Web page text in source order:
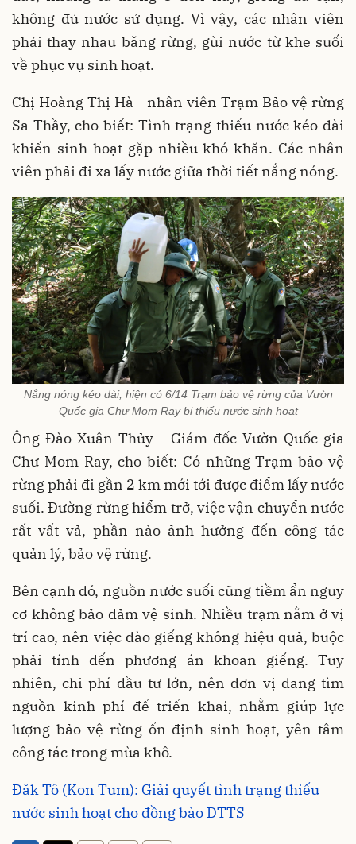
không đủ nước sử dụng. Vì vậy, các nhân viên
phải thay nhau băng rừng, gùi nước từ khe suối
về phục vụ sinh hoạt.
Chị Hoàng Thị Hà - nhân viên Trạm Bảo vệ rừng
Sa Thầy, cho biết: Tình trạng thiếu nước kéo dài
khiến sinh hoạt gặp nhiều khó khăn. Các nhân
viên phải đi xa lấy nước giữa thời tiết nắng nóng.
Nắng nóng kéo dài, hiện có 6/14 Trạm bảo vệ rừng của Vườn
Quốc gia Chư Mom Ray bị thiếu nước sinh hoạt
Ông Đào Xuân Thủy - Giám đốc Vườn Quốc gia
Chư Mom Ray, cho biết: Có những Trạm bảo vệ
rừng phải đi gần 2 km mới tới được điểm lấy nước
suối. Đường rừng hiểm trở, việc vận chuyển nước
rất vất vả, phần nào ảnh hưởng đến công tác
quản lý, bảo vệ rừng.
Bên cạnh đó, nguồn nước suối cũng tiềm ẩn nguy
cơ không bảo đảm vệ sinh. Nhiều trạm nằm ở vị
trí cao, nên việc đào giếng không hiệu quả, buộc
phải tính đến phương án khoan giếng. Tuy
nhiên, chi phí đầu tư lớn, nên đơn vị đang tìm
nguồn kinh phí để triển khai, nhằm giúp lực
lượng bảo vệ rừng ổn định sinh hoạt, yên tâm
công tác trong mùa khô.
Đăk Tô (Kon Tum): Giải quyết tình trạng thiếu
nước sinh hoạt cho đồng bào DTTS